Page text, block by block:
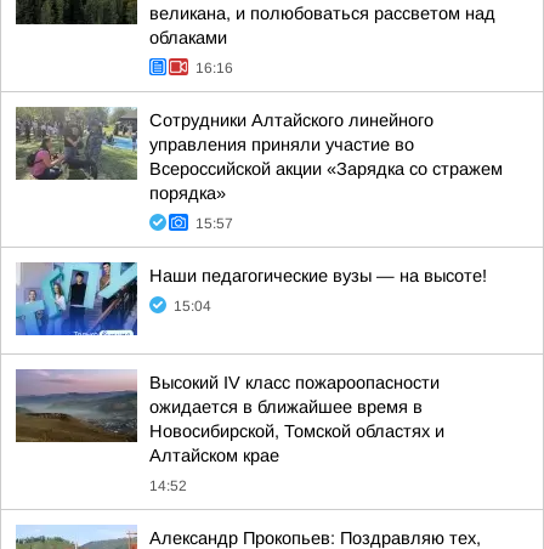
великана, и полюбоваться рассветом над
облаками
16:16
Сотрудники Алтайского линейного
управления приняли участие во
Всероссийской акции «Зарядка со стражем
порядка»
15:57
Наши педагогические вузы — на высоте!
15:04
Высокий IV класс пожароопасности
ожидается в ближайшее время в
Новосибирской, Томской областях и
Алтайском крае
14:52
Александр Прокопьев: Поздравляю тех,